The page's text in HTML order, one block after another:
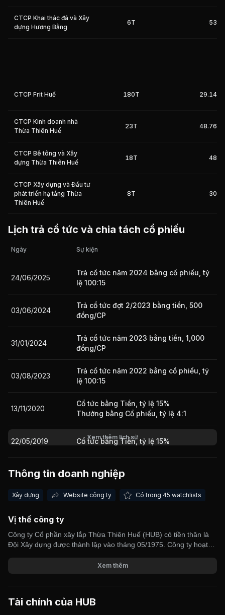
CTCP Khai thác đá và Xây
dựng Hương Bằng
6T 53%
CTCP Frit Huế 180T 29.14%
CTCP Kinh doanh nhà
Thừa Thiên Huế
23T 48.76%
CTCP Bê tông và Xây
dựng Thừa Thiên Huế
18T 48%
CTCP Xây dựng và Đầu tư
phát triển hạ tầng Thừa
Thiên Huế
8T 30%
Lịch trả cổ tức và chia tách cổ phiếu
Ngày Sự kiện
24/06/2025
Trả cổ tức năm 2024 bằng cổ phiếu, tỷ
lệ 100:15
03/06/2024
Trả cổ tức đợt 2/2023 bằng tiền, 500
đồng/CP
31/01/2024
Trả cổ tức năm 2023 bằng tiền, 1,000
đồng/CP
03/08/2023
Trả cổ tức năm 2022 bằng cổ phiếu, tỷ
lệ 100:15
13/11/2020
Cổ tức bằng Tiền, tỷ lệ 15%
Thưởng bằng Cổ phiếu, tỷ lệ 4:1
22/05/2019 Cổ tức bằng Tiền, tỷ lệ 15%
Xem thêm lịch sử
Thông tin doanh nghiệp
Xây dựng Website công ty Có trong 45 watchlists
Vị thế công ty
Công ty Cổ phần xây lắp Thừa Thiên Huế (HUB) có tiền thân là
Đội Xây dựng được thành lập vào tháng 05/1975. Công ty hoạt
(ii) Sản xuất và kinh doanh vật liệu xây dựng và (iii) Phát triển bất
động sản. HUB chính thức hoạt động theo mô hình công ty cổ
phần từ năm 2011. Thị trường xây lắp của Công ty tập trung chủ
Trị đến Nghệ An, các tỉnh phía Nam (Khánh Hòa, Bình Dương,
Xem thêm
Tài chính của HUB